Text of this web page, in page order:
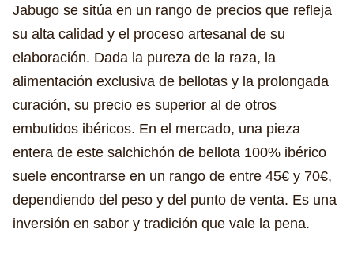
Jabugo se sitúa en un rango de precios que refleja
su alta calidad y el proceso artesanal de su
elaboración. Dada la pureza de la raza, la
alimentación exclusiva de bellotas y la prolongada
curación, su precio es superior al de otros
embutidos ibéricos. En el mercado, una pieza
entera de este salchichón de bellota 100% ibérico
suele encontrarse en un rango de entre 45€ y 70€,
dependiendo del peso y del punto de venta. Es una
inversión en sabor y tradición que vale la pena.